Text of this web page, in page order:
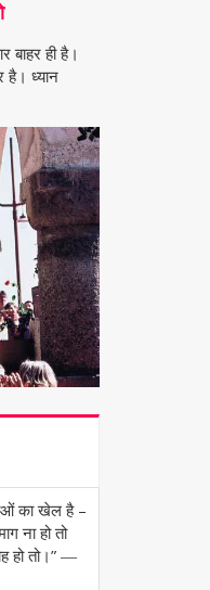
ही है।
है। ध्यान
का खेल है –
ना हो तो
हो तो।” ―